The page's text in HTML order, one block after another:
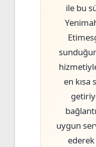
ile bu
en kısa
uygun